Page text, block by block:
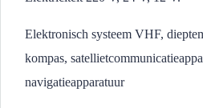
Elektronisch systeem VHF,
kompas,
navigatieapparatuur